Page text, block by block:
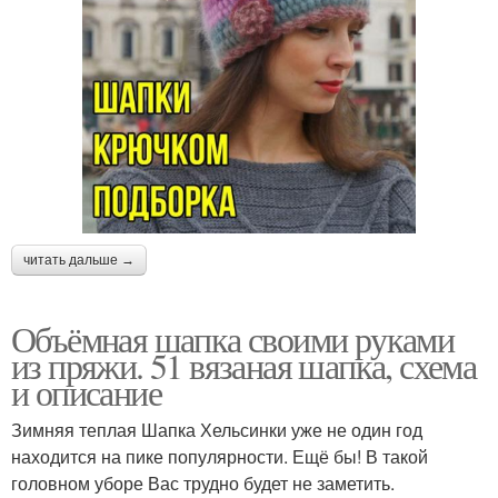
читать дальше →
Объёмная шапка своими руками
из пряжи. 51 вязаная шапка, схема
и описание
Зимняя теплая Шапка Хельсинки уже не один год
находится на пике популярности. Ещё бы! В такой
головном уборе Вас трудно будет не заметить.